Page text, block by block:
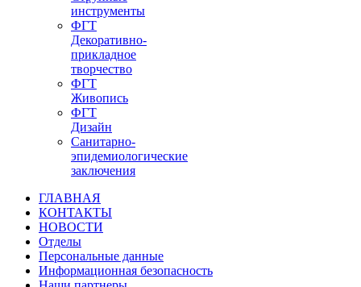
инструменты
ФГТ
Декоративно-
прикладное
творчество
ФГТ
Живопись
ФГТ
Дизайн
Санитарно-
эпидемиологические
заключения
ГЛАВНАЯ
КОНТАКТЫ
НОВОСТИ
Отделы
Персональные данные
Информационная безопасность